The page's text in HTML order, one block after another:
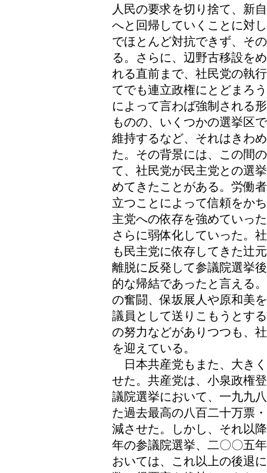
人民の要求を切り捨て、新
へと回帰していくことに対
でほとんど対抗できず、そ
る。さらに、辺野古移設を
れる直前まで、社民党の執
てでも連立政権にとどまろ
によって言わば強制される
ものの、いくつかの選挙区
維持するなど、それはきわ
た。その背景には、この間
て、社民党が民主党との選
めてきたことがある。労働
立つことによって信頼をか
主党への依存を強めていっ
さらに弱体化していった。
も民主党に依存してきた辻
離脱に反発して参議院選挙
的な帰結であったと言える
の奮闘、保坂展人や原和美
議員として送りこもうとす
の努力などがありつつも、
を迎えている。
日本共産党もまた、大き
せた。共産党は、小泉政権
議院選挙において、一九九
た過去最高の八百二十万票
減させた。しかし、それ以
年の参議院選挙、二〇〇五
おいては、これ以上の後退